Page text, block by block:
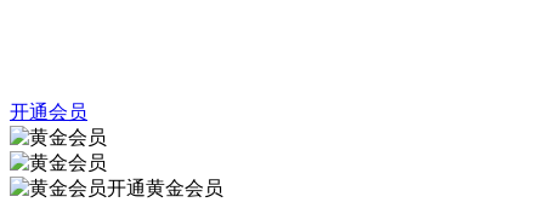
开通会员
开通黄金会员